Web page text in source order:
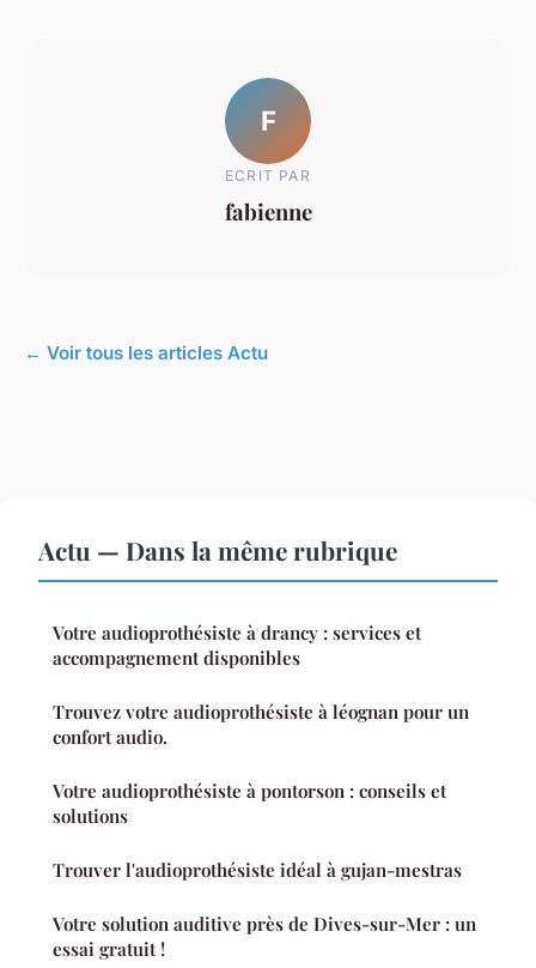
F
ECRIT PAR
fabienne
← Voir tous les articles Actu
Actu — Dans la même rubrique
Votre audioprothésiste à drancy : services et
accompagnement disponibles
Trouvez votre audioprothésiste à léognan pour un
confort audio.
Votre audioprothésiste à pontorson : conseils et
solutions
Trouver l'audioprothésiste idéal à gujan-mestras
Votre solution auditive près de Dives-sur-Mer : un
essai gratuit !